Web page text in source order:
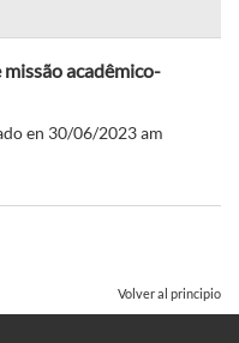
acadêmico-
en 30/06/2023 am
Volver al principio